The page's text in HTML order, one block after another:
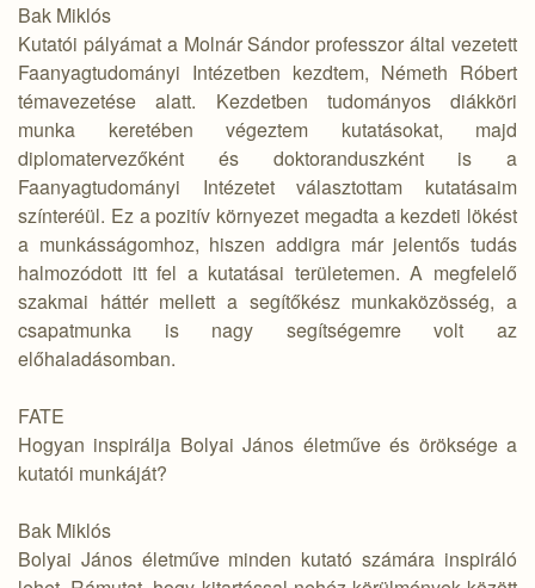
Bak Miklós
Kutatói pályámat a Molnár Sándor professzor által vezetett
Faanyagtudományi Intézetben kezdtem, Németh Róbert
témavezetése alatt. Kezdetben tudományos diákköri
munka keretében végeztem kutatásokat, majd
diplomatervezőként és doktoranduszként is a
Faanyagtudományi Intézetet választottam kutatásaim
színteréül. Ez a pozitív környezet megadta a kezdeti lökést
a munkásságomhoz, hiszen addigra már jelentős tudás
halmozódott itt fel a kutatásai területemen. A megfelelő
szakmai háttér mellett a segítőkész munkaközösség, a
csapatmunka is nagy segítségemre volt az
előhaladásomban.
FATE
Hogyan inspirálja Bolyai János életműve és öröksége a
kutatói munkáját?
Bak Miklós
Bolyai János életműve minden kutató számára inspiráló